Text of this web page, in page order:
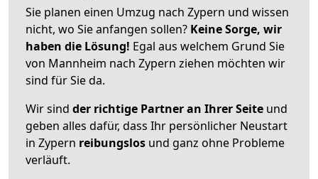
Sie planen einen Umzug nach Zypern und wissen
nicht, wo Sie anfangen sollen? Keine Sorge, wir
haben die Lösung! Egal aus welchem Grund Sie
von Mannheim nach Zypern ziehen möchten wir
sind für Sie da.
Wir sind der richtige Partner an Ihrer Seite und
geben alles dafür, dass Ihr persönlicher Neustart
in Zypern reibungslos und ganz ohne Probleme
verläuft.